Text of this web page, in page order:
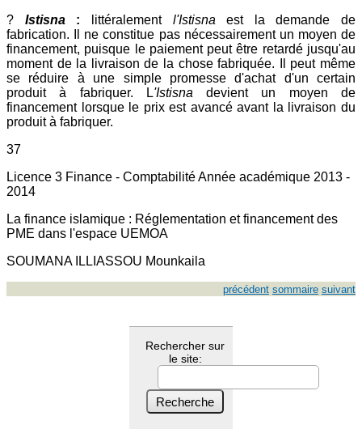
? Istisna : littéralement l'Istisnaest la demande de
fabrication. Il ne constitue pas nécessairement un moyen de
financement, puisque le paiement peut être retardé jusqu'au
moment de la livraison de la chose fabriquée. Il peut même
se réduire à une simple promesse d'achat d'un certain
produit à fabriquer. L'Istisnadevient un moyen de
financement lorsque le prix est avancé avant la livraison du
produit à fabriquer.
37
Licence 3 Finance - Comptabilité Année académique 2013 -
2014
La finance islamique : Réglementation et financement des
PME dans l'espace UEMOA
SOUMANA ILLIASSOU Mounkaila
précédent sommaire suivant
Rechercher sur
le site: